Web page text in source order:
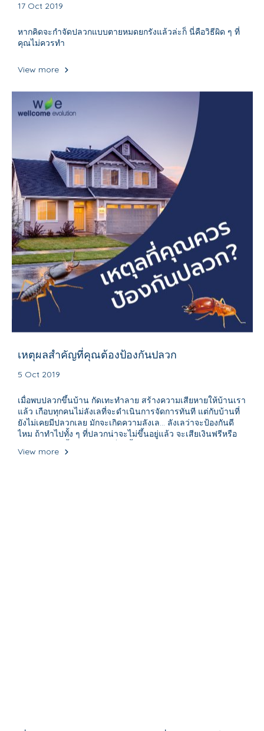
17 Oct 2019
หากคิดจะกำจัดปลวกแบบตายหมดยกรังแล้วล่ะก็ นี่คือวิธีผิด ๆ ที่
คุณไม่ควรทำ
View more
เหตุผลสำคัญที่คุณต้องป้องกันปลวก
5 Oct 2019
เมื่อพบปลวกขึ้นบ้าน กัดเทะทำลาย สร้างความเสียหายให้บ้านเรา
แล้ว เกือบทุกคนไม่ลังเลที่จะดำเนินการจัดการทันที แต่กับบ้านที่
ยังไม่เคยมีปลวกเลย มักจะเกิดความลังเล... ลังเลว่าจะป้องกันดี
ไหม ถ้าทำไปทั้ง ๆ ที่ปลวกน่าจะไม่ขึ้นอยู่แล้ว จะเสียเงินฟรีหรือ
View more